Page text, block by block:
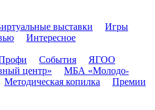
выставки
Игры
Интересное
События
ЯГОО
центр»
МБА «Молодо-
Методическая копилка
Премии